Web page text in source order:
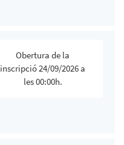
Obertura de la
inscripció 24/09/2026 a
les 00:00h.